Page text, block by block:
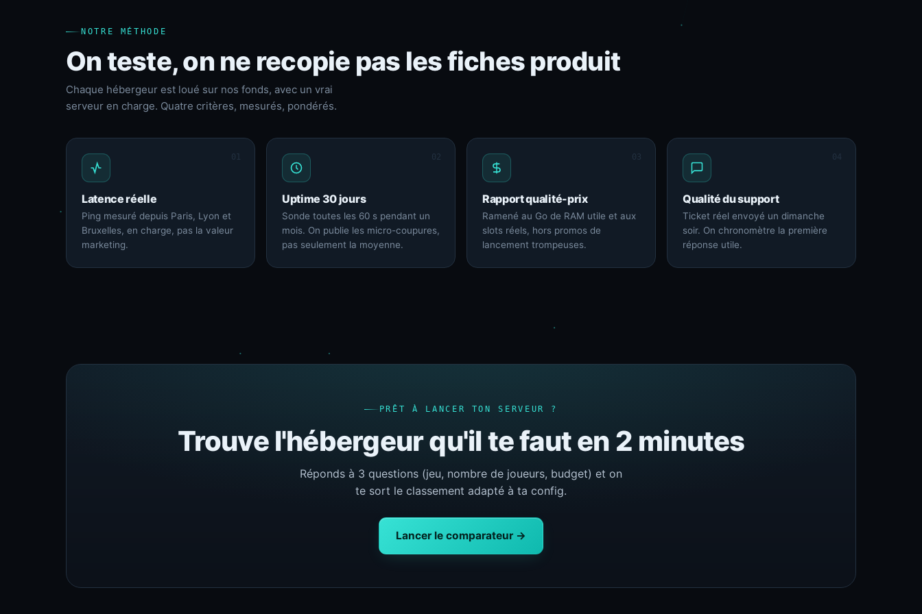
NOTRE MÉTHODE
On teste, on ne recopie pas les fiches produit
Chaque hébergeur est loué sur nos fonds, avec un vrai
serveur en charge. Quatre critères, mesurés, pondérés.
01
Latence réelle
Ping mesuré depuis Paris, Lyon et
Bruxelles, en charge, pas la valeur
marketing.
02
Uptime 30 jours
Sonde toutes les 60 s pendant un
mois. On publie les micro-coupures,
pas seulement la moyenne.
03
Rapport qualité-prix
Ramené au Go de RAM utile et aux
slots réels, hors promos de
lancement trompeuses.
04
Qualité du support
Ticket réel envoyé un dimanche
soir. On chronomètre la première
réponse utile.
PRÊT À LANCER TON SERVEUR ?
Trouve l'hébergeur qu'il te faut en 2 minutes
Réponds à 3 questions (jeu, nombre de joueurs, budget) et on
te sort le classement adapté à ta config.
Lancer le comparateur →